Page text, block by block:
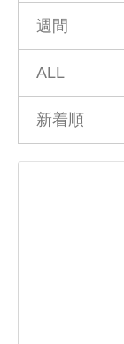
週間
ALL
新着順